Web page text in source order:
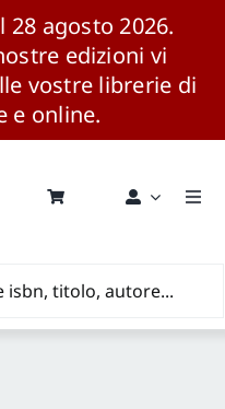
28 agosto 2026.
edizioni vi
vostre librerie di
e online.